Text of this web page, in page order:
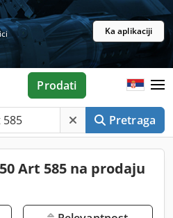
Ka aplikaciji
Pretraga
Prodati
Art 585 na prodaju